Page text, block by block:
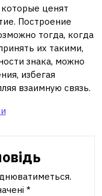
ценят
Построение
тогда, когда
их такими,
знака, можно
избегая
взаимную связь.
*